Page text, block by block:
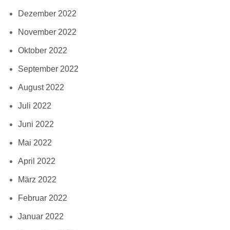
Dezember 2022
November 2022
Oktober 2022
September 2022
August 2022
Juli 2022
Juni 2022
Mai 2022
April 2022
März 2022
Februar 2022
Januar 2022